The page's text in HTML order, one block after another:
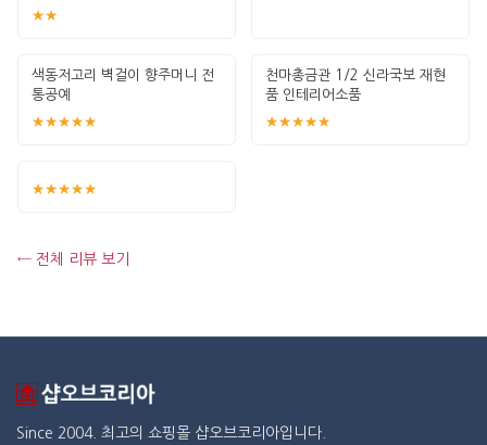
그림 고급
★★
색동저고리 벽걸이 향주머니 전
통공예
★★★★★
천마총금관 1/2 신라국보 재현
품 인테리어소품
★★★★★
★★★★★
← 전체 리뷰 보기
Since 2004. 최고의 쇼핑몰 샵오브코리아입니다.